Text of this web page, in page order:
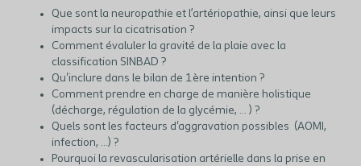
Que sont la neuropathie et l’artériopathie, ainsi que leurs
impacts sur la cicatrisation ?
Comment évaluler la gravité de la plaie avec la
classification SINBAD ?
Qu'inclure dans le bilan de 1ère intention ?
Comment prendre en charge de manière holistique
(décharge, régulation de la glycémie, ... ) ?
Quels sont les facteurs d'aggravation possibles (AOMI,
infection, ...) ?
Pourquoi la revascularisation artérielle dans la prise en